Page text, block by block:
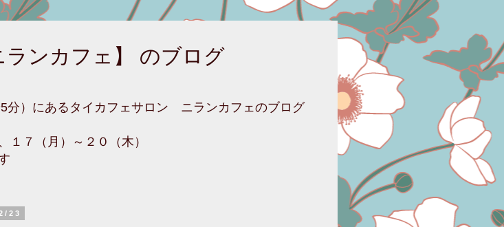
ンカフェ】 のブログ
分）にあるタイカフェサロン ニランカフェのブログ
１７（月）～２０（木）
23